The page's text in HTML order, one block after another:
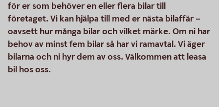
för er som behöver en eller flera bilar till
företaget. Vi kan hjälpa till med er nästa bilaffär –
oavsett hur många bilar och vilket märke. Om ni har
behov av minst fem bilar så har vi ramavtal. Vi äger
bilarna och ni hyr dem av oss. Välkommen att leasa
bil hos oss.